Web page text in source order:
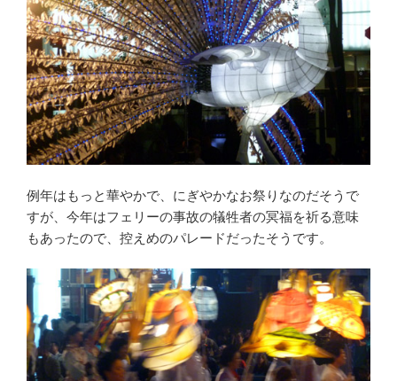
例年はもっと華やかで、にぎやかなお祭りなのだそうで
すが、今年はフェリーの事故の犠牲者の冥福を祈る意味
もあったので、控えめのパレードだったそうです。